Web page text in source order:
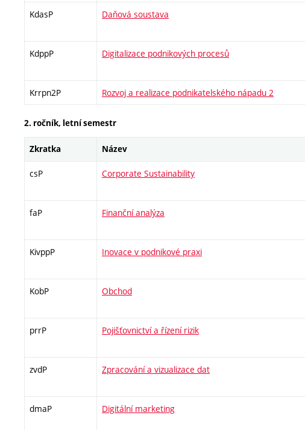
KdasP Daňová soustava
KdppP Digitalizace podnikových procesů
Krrpn2P Rozvoj a realizace podnikatelského nápadu 2
2. ročník, letní semestr
Zkratka Název
csP Corporate Sustainability
faP Finanční analýza
KivppP Inovace v podnikové praxi
KobP Obchod
prrP Pojišťovnictví a řízení rizik
zvdP Zpracování a vizualizace dat
dmaP Digitální marketing